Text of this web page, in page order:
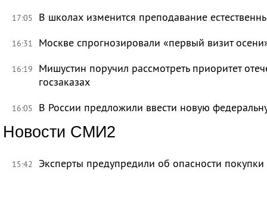
17:05 В школах изменится преподавание
16:31 Москве спрогнозировали «первый визит
16:19
Мишустин поручил рассмотреть приоритет
госзаказах
16:05 В России предложили ввести новую
Новости СМИ2
15:42 Эксперты предупредили об опасности